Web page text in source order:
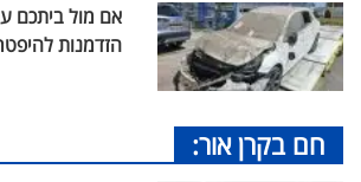
אם מול ביתכם
הזדמנות
חם בקרן אור: